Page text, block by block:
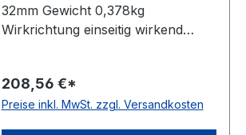
32mm Gewicht 0,378kg
Wirkrichtung einseitig wirkend
Käfig Polyamidkäfig Lieferumfang
mit Schutzkappe Toleranzklasse
208,56 €*
Preise inkl. MwSt. zzgl. Versandkosten